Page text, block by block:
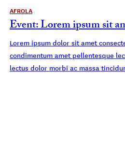
AFROLA
Event: Lorem ipsum sit
Lorem ipsum dolor sit amet
condimentum amet pellentesque
lectus dolor morbi ac massa